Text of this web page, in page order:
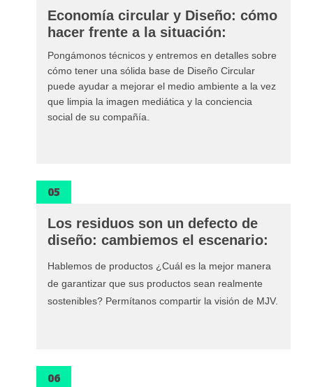
Economía circular y Diseño: cómo
hacer frente a la situación:
Pongámonos técnicos y entremos en detalles sobre
cómo tener una sólida base de Diseño Circular
puede ayudar a mejorar el medio ambiente a la vez
que limpia la imagen mediática y la conciencia
social de su compañía.
05
Los residuos son un defecto de
diseño: cambiemos el escenario:
Hablemos de productos ¿Cuál es la mejor manera
de garantizar que sus productos sean realmente
sostenibles? Permítanos compartir la visión de MJV.
06